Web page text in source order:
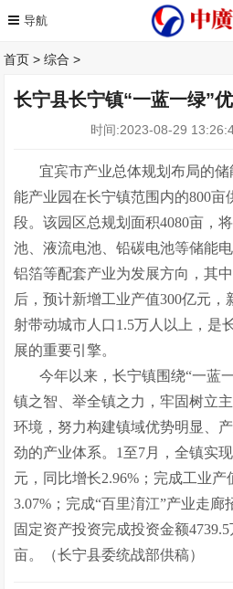
首页 >综合 >
长宁县长宁镇“一蓝一绿”
时间:2023-08-29
宜宾市产业总体规划布局的
能产业园在长宁镇范围内的800亩
段。该园区总规划面积4080亩，
池、液流电池、铅碳电池等储能
铝箔等配套产业为发展方向，其
后，预计新增工业产值300亿元，
射带动城市人口1.5万人以上，是
展的重要引擎。
今年以来，长宁镇围绕“一蓝
镇之智、举全镇之力，牢固树立
环境，努力构建镇域优势明显、
劲的产业体系。1至7月，全镇实
元，同比增长2.96%；完成工业产
3.07%；完成“百里淯江”产业走廊
固定资产投资完成投资金额
亩。（长宁县委统战部供稿）